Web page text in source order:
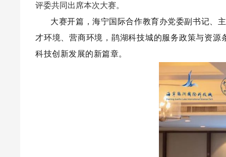
评委共同出席本次大赛。
大赛开篇，海宁国际合作教育办党委副书记、
才环境、营商环境，鹃湖科技城的服务政策与资
科技创新发展的新篇章。